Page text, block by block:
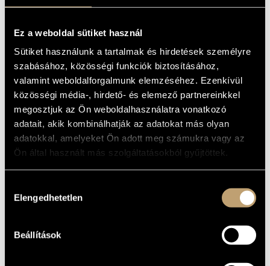
Ez a weboldal sütiket használ
Sütiket használunk a tartalmak és hirdetések személyre
szabásához, közösségi funkciók biztosításához,
valamint weboldalforgalmunk elemzéséhez. Ezenkívül
közösségi média-, hirdető- és elemező partnereinkkel
megosztjuk az Ön weboldalhasználatra vonatkozó
adatait, akik kombinálhatják az adatokat más olyan
adatokkal, amelyeket Ön adott meg számukra vagy az
Ön által használt más szolgáltatásokból gyűjtöttek.
kiválasztása
Elengedhetetlen
Beállítások